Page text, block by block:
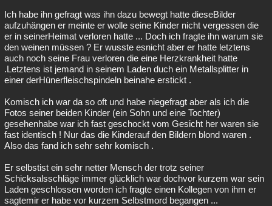
Ich habe ihn gefragt was ihn dazu bewegt hatte dieseBilder
aufzuhängen er meinte er wolle seine Kinder nicht vergessen die
er in seinerHeimat verloren hatte ... Doch ich fragte ihn warum sie
den weinen müssen ? Er wusste esnicht aber er hatte letztens
auch noch seine Frau verloren die eine Herzkrankheit hatte
.Letztens ist jemand in seinem Laden duch ein Metallsplitter in
einer derHünerfleischspindeln beinahe erstickt .
Komisch ich war da so oft und habe niegefragt aber als ich die
Fotos seiner beiden Kinder (ein Sohn und eine Tochter)
gesehenhabe war ich fast geschockt vom Gesicht her waren sie
fast identisch ! Nur das die Kinderauf den Bildern blond waren .
Also das fand ich sehr sehr komisch .
Er selbstist ein sehr netter Mensch der trotz seiner
Schicksalsschläge immer glücklich war dochvor kurzem war sein
Laden geschlossen worden ich fragte einen Kollegen von ihm er
sagtemir er habe vor kurzem Selbstmord begangen ...